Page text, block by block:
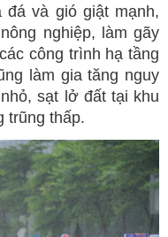
đá và gió giật mạnh,
nghiệp, làm gãy
công trình hạ tầng
làm gia tăng nguy
sạt lở đất tại khu
trũng thấp.